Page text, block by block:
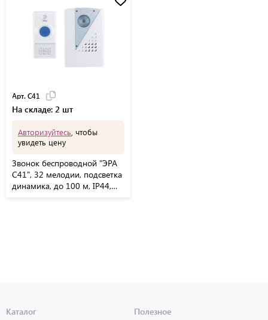
Арт. C41
На складе: 2 шт
Авторизуйтесь , чтобы
увидеть цену
Звонок беспроводной "ЭРА
C41", 32 мелодии, подсветка
динамика, до 100 м, IP44,
Каталог
Полезное